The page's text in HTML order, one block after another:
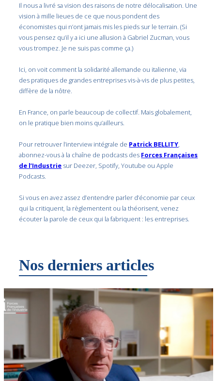
Il nous a livré sa vision des raisons de notre délocalisation. Une
vision à mille lieues de ce que nous pondent des
économistes qui n’ont jamais mis les pieds sur le terrain. (Si
vous pensez qu’il y a ici une allusion à Gabriel Zucman, vous
vous trompez. Je ne suis pas comme ça.)
Ici, on voit comment la solidarité allemande ou italienne, via
des pratiques de grandes entreprises vis-à-vis de plus petites,
diffère de la nôtre.
En France, on parle beaucoup de collectif. Mais globalement,
on le pratique bien moins qu’ailleurs.
Pour retrouver l’interview intégrale de Patrick BELLITY
abonnez-vous à la chaîne de podcasts des Forces Françaises
de l’Industrie sur Deezer, Spotify, Youtube ou Apple
Podcasts.
Si vous en avez assez d’entendre parler d’économie par ceux
qui la critiquent, la règlementent ou la théorisent, venez
écouter la parole de ceux qui la fabriquent : les entreprises.
Nos derniers articles